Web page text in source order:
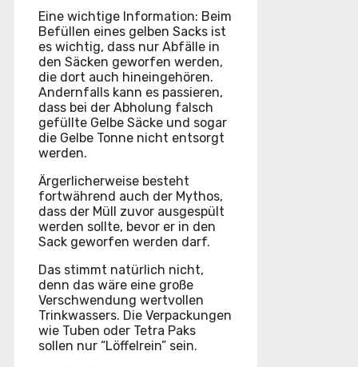
Eine wichtige Information: Beim
Befüllen eines gelben Sacks ist
es wichtig, dass nur Abfälle in
den Säcken geworfen werden,
die dort auch hineingehören.
Andernfalls kann es passieren,
dass bei der Abholung falsch
gefüllte Gelbe Säcke und sogar
die Gelbe Tonne nicht entsorgt
werden.
Ärgerlicherweise besteht
fortwährend auch der Mythos,
dass der Müll zuvor ausgespült
werden sollte, bevor er in den
Sack geworfen werden darf.
Das stimmt natürlich nicht,
denn das wäre eine große
Verschwendung wertvollen
Trinkwassers. Die Verpackungen
wie Tuben oder Tetra Paks
sollen nur “Löffelrein” sein.